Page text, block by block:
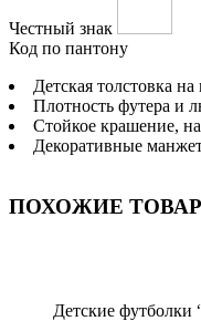
Честный знак
Код по пантону
Детская толстовка
Плотность футера и
Стойкое крашение,
Декоративные
ПОХОЖИЕ
Детские футболки